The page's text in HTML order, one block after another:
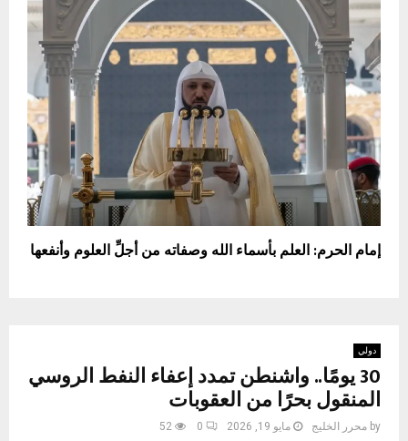
إمام الحرم: العلم بأسماء الله وصفاته من أجلِّ العلوم وأنفعها
دولي
30 يومًا.. واشنطن تمدد إعفاء النفط الروسي
المنقول بحرًا من العقوبات
by محرر الخليج مايو 19, 2026 0
52